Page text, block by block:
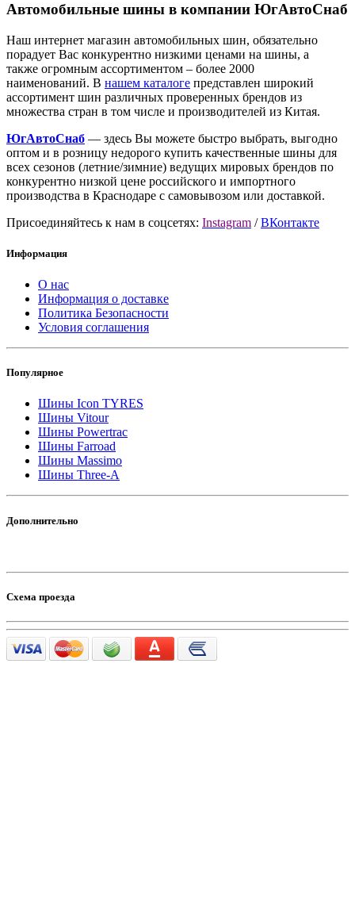
Автомобильные шины в компании ЮгАвтоСнаб
Наш интернет магазин автомобильных шин, обязательно
порадует Вас конкурентно низкими ценами на шины, а
также огромным ассортиментом – более 2000
наименований. В нашем каталоге представлен широкий
ассортимент шин различных проверенных брендов из
множества стран в том числе и производителей из Китая.
ЮгАвтоСнаб — здесь Вы можете быстро выбрать, выгодно
оптом и в розницу недорого купить качественные шины для
всех сезонов (летние/зимние) ведущих мировых брендов по
конкурентно низкой цене российского и импортного
производства в Краснодаре с самовывозом или доставкой.
Присоединяйтесь к нам в соцсетях: Instagram /ВКонтакте
Информация
О нас
Информация о доставке
Политика Безопасности
Условия соглашения
Популярное
Шины Icon TYRES
Шины Vitour
Шины Powertrac
Шины Farroad
Шины Massimo
Шины Three-A
Дополнительно
Схема проезда